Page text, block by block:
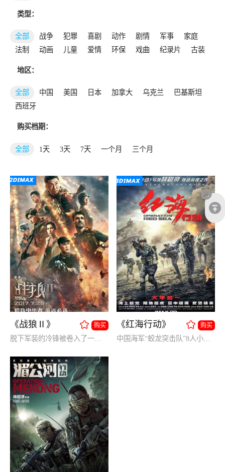
类型：
全部 战争 犯罪 喜剧 动作 剧情 军事
家庭
法制
动画 儿童 爱情 环保 戏曲 纪录片 古装
地区：
全部 中国 美国 日本 加拿大 乌克兰
巴基斯坦
西班牙
购买档期：
全部 1天 3天 7天 一个月 三个月
《战狼Ⅱ》
脱下军装的冷锋被卷入了一场非洲国家的叛乱，本来能够安全撤离的他无法忘记军人的职责，重回战场展开救援。
购买 《红海行动》
中国海军“蛟龙突击队”8人小组奉命执行撤侨任务，突击队兵分两路进行救援，但不幸遭到伏击，人员伤亡；同时在粉碎叛军武装首领的惊天阴谋中惨胜。
购买